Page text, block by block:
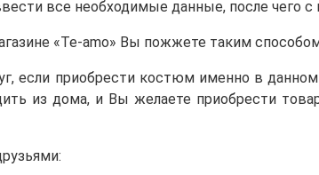
все необходимые данные, после чего
«Te-amo» Вы пожжете таким
если приобрести костюм именно в
из дома, и Вы желаете приобрести